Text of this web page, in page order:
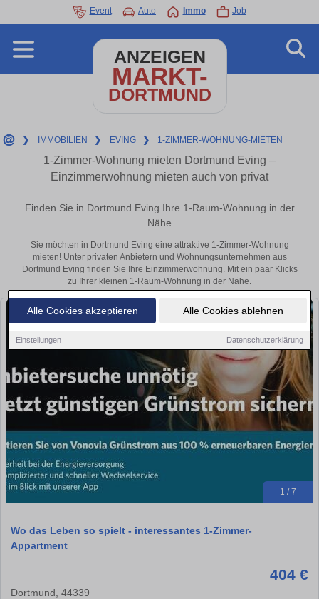
Alle Cookies akzeptieren Alle Cookies ablehnen
Einstellungen Datenschutzerklärung
Event Auto Immo Job
ANZEIGEN
MARKT-
DORTMUND
❯ IMMOBILIEN ❯ EVING ❯ 1-ZIMMER-WOHNUNG-MIETEN
1-Zimmer-Wohnung mieten Dortmund Eving –
Einzimmerwohnung mieten auch von privat
Finden Sie in Dortmund Eving Ihre 1-Raum-Wohnung in der
Nähe
Sie möchten in Dortmund Eving eine attraktive 1-Zimmer-Wohnung
mieten! Unter privaten Anbietern und Wohnungsunternehmen aus
Dortmund Eving finden Sie Ihre Einzimmerwohnung. Mit ein paar Klicks
zu Ihrer kleinen 1-Raum-Wohnung in der Nähe.
1 / 7
Wo das Leben so spielt - interessantes 1-Zimmer-
Appartment
404 €
Dortmund, 44339